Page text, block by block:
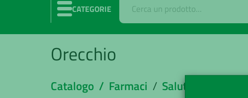
CATEGORIE
Orecchio
Catalogo / Farmaci / Salute e Benessere